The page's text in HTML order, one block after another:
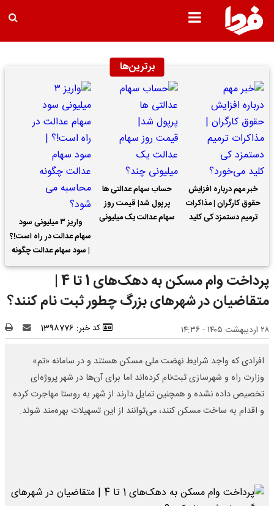
برترین‌ها
خبر مهم درباره افزایش
حقوق کارگران | مذاکرات
ترمیم دستمزد کی کلید
حساب سهام عدالتی ها
پرپول شد| قیمت روز
سهام عدالت یک میلیونی
واریز ۳ میلیونی سود
سهام عدالت در راه است!؟
| سود سهام عدالت چگونه
محاسبه می شود؟
پرداخت وام مسکن به دهک‌های 1 تا 4 |
متقاضیان در شهرهای بزرگ چطور ثبت نام کنند؟
۲۸ اردیبهشت ۱۴۰۵ - ۱۴:۳۶ کد خبر: 1398776
افرادی که واجد شرایط نهضت ملی مسکن هستند و در سامانه «تم»
وزارت راه و شهرسازی ثبت‌نام کرده‌اند اما برای آن‌ها در شهر پروژه‌ای
تخصیص داده نشده و همچنین تمایل دارند از شهر به روستا مهاجرت کرده
و اقدام به ساخت مسکن کنند، می‌توانند از این تسهیلات بهره‌مند شوند.